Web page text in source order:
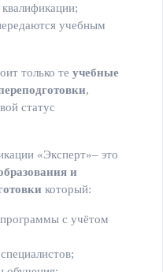
учебным
только те учебные
,
статус
«Эксперт»– это
и
который:
программы с учётом